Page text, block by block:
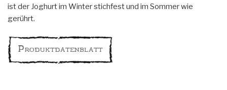
ist der Joghurt im Winter stichfest und im Sommer wie
gerührt.
Produktdatenblatt